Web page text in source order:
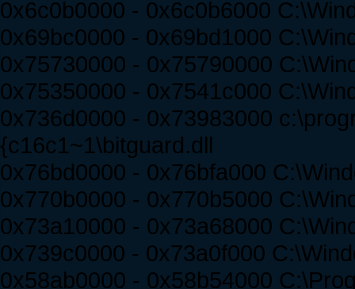
0x6c0b0000 - 0x6c0b6000
0x69bc0000 - 0x69bd1000
0x75730000 - 0x75790000
0x75350000 - 0x7541c000
0x736d0000 - 0x73983000
{c16c1~1\bitguard.dll
0x76bd0000 - 0x76bfa000
0x770b0000 - 0x770b5000
0x73a10000 - 0x73a68000
0x739c0000 - 0x73a0f000
0x58ab0000 - 0x58b54000